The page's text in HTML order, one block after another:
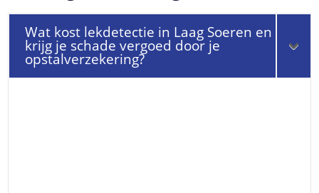
Wat kost lekdetectie in Laag Soeren en
krijg je schade vergoed door je
opstalverzekering?